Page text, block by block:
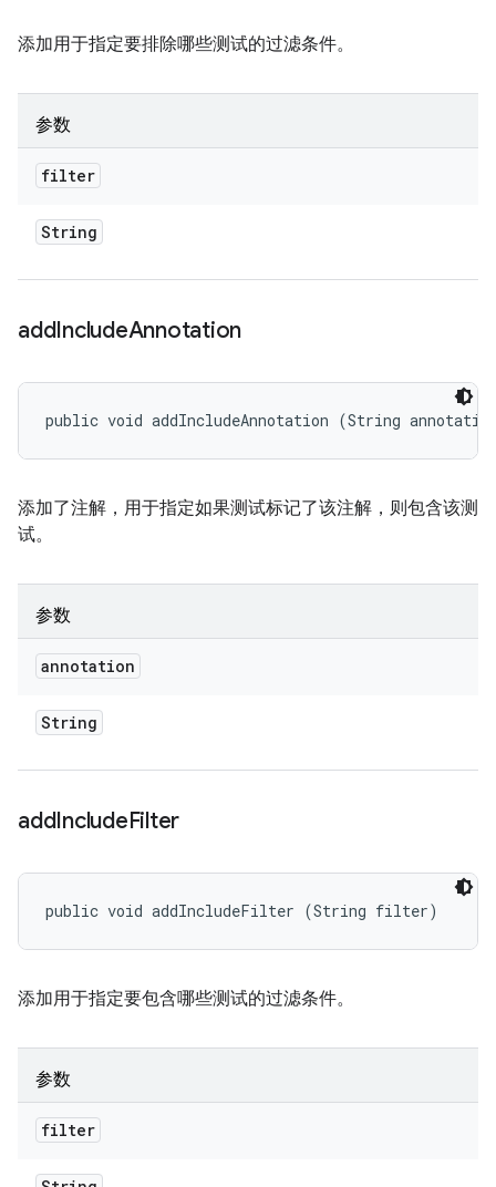
添加用于指定要排除哪些测试的过滤条件。
参数
filter
String
addIncludeAnnotation
public void addIncludeAnnotation (String
添加了注解，用于指定如果测试标记了该注解，则包含该测
试。
参数
annotation
String
addIncludeFilter
public void addIncludeFilter (String filter)
添加用于指定要包含哪些测试的过滤条件。
参数
filter